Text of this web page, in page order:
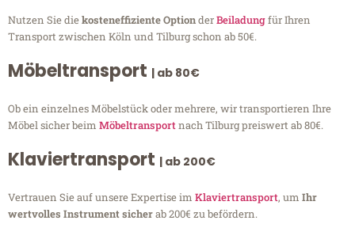
Nutzen Sie diekosteneffiziente OptionderBeiladungfür Ihren
Transport zwischen Köln und Tilburg schon ab 50€.
Möbeltransport | ab 80€
Ob ein einzelnes Möbelstück oder mehrere, wir transportieren Ihre
Möbel sicher beim Möbeltransportnach Tilburg preiswert ab 80€.
Klaviertransport | ab 200€
Vertrauen Sie auf unsere Expertise im Klaviertransport, um Ihr
wertvolles Instrument sicherab 200€ zu befördern.